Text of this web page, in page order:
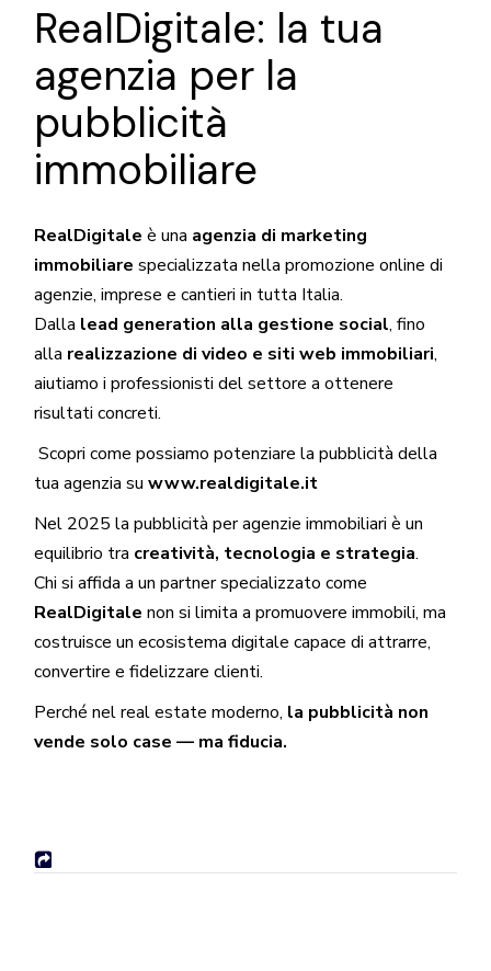
RealDigitale: la tua
agenzia per la
pubblicità
immobiliare
RealDigitale è una agenzia di marketing
immobiliare specializzata nella promozione online di
agenzie, imprese e cantieri in tutta Italia.
Dalla lead generation alla gestione social, fino
alla realizzazione di video e siti web immobiliari,
aiutiamo i professionisti del settore a ottenere
risultati concreti.
Scopri come possiamo potenziare la pubblicità della
tua agenzia suwww.realdigitale.it
Nel 2025 la pubblicità per agenzie immobiliari è un
equilibrio tra creatività, tecnologia e strategia.
Chi si affida a un partner specializzato come
RealDigitale non si limita a promuovere immobili, ma
costruisce un ecosistema digitale capace di attrarre,
convertire e fidelizzare clienti.
Perché nel real estate moderno, la pubblicità non
vende solo case — ma fiducia.